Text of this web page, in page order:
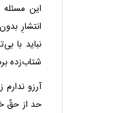
این
انتشارِ
نباید با
شتاب‌زده
آرزو
حد از حقّ